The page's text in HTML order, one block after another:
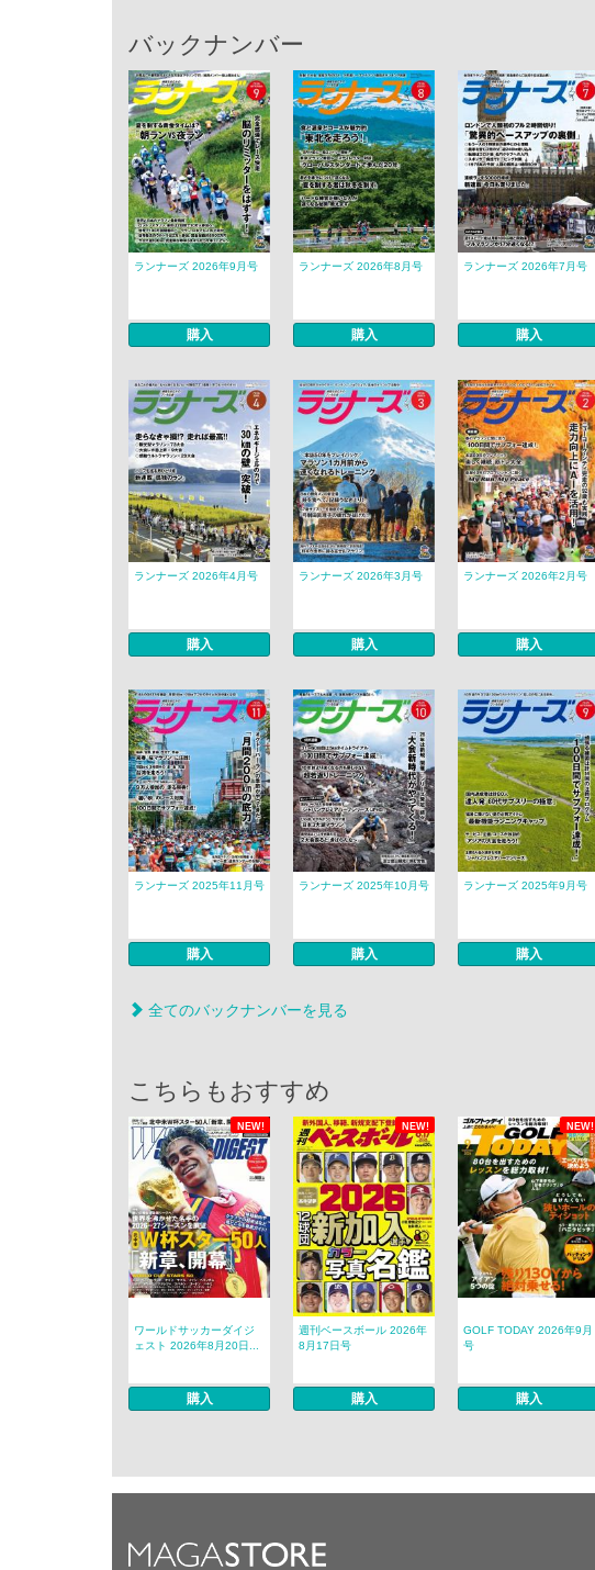
バックナンバー
ランナーズ 2026年9月号
購入
ランナーズ 2026年8月号
購入
ランナーズ 2026年7月号
購入
ランナーズ 2026年4月号
購入
ランナーズ 2026年3月号
購入
ランナーズ 2026年2月号
購入
ランナーズ 2025年11月号
購入
ランナーズ 2025年10月号
購入
ランナーズ 2025年9月号
購入
全てのバックナンバーを見る
こちらもおすすめ
NEW! NEW! NEW!
ワールドサッカーダイジ
ェスト 2026年8月20日...
購入
週刊ベースボール 2026年
8月17日号
購入
GOLF TODAY 2026年9月
号
購入